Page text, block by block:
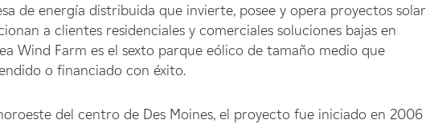
de energía distribuida que invierte, posee y opera proyectos
a clientes residenciales y comerciales soluciones bajas en
Wind Farm es el sexto parque eólico de tamaño medio que
o financiado con éxito.
del centro de Des Moines, el proyecto fue iniciado en 2006